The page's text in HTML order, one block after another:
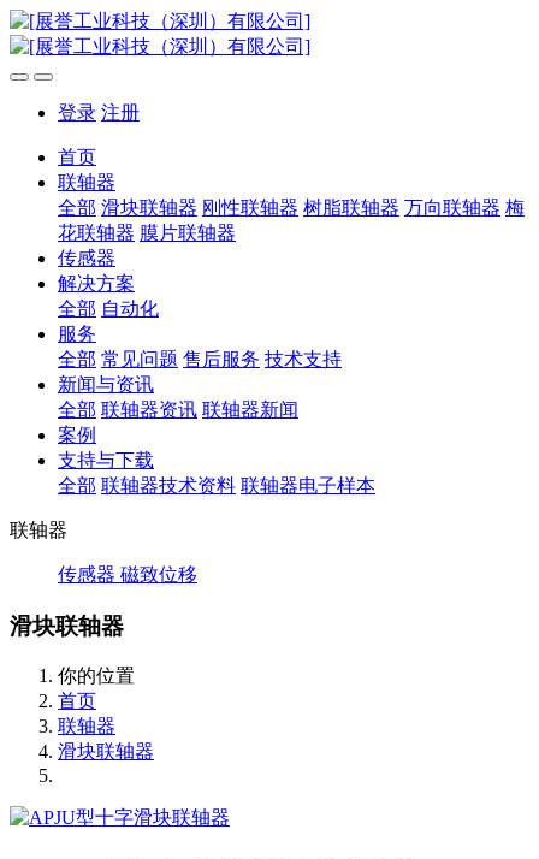
登录 注册
首页
联轴器
全部 滑块联轴器 刚性联轴器 树脂联轴器 万向联轴器 梅
花联轴器 膜片联轴器
传感器
解决方案
全部 自动化
服务
全部 常见问题 售后服务 技术支持
新闻与资讯
全部 联轴器资讯 联轴器新闻
案例
支持与下载
全部 联轴器技术资料 联轴器电子样本
联轴器
传感器 磁致位移
滑块联轴器
你的位置
首页
联轴器
滑块联轴器